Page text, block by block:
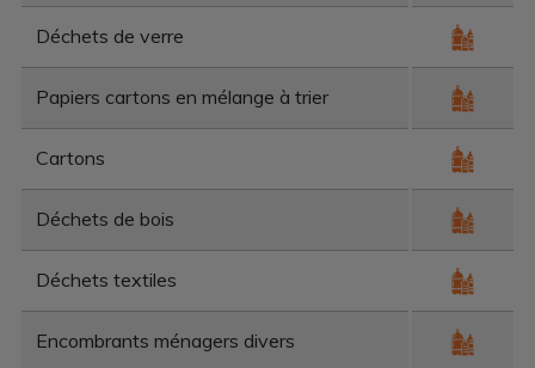
Déchets de verre
Papiers cartons en mélange à trier
Cartons
Déchets de bois
Déchets textiles
Encombrants ménagers divers